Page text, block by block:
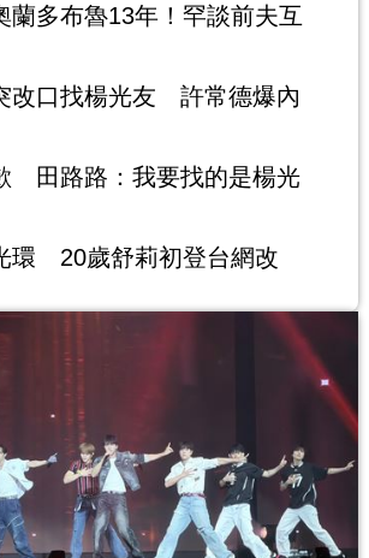
蘭多布魯13年！罕談前夫互
改口找楊光友 許常德爆內
田路路：我要找的是楊光
環 20歲舒莉初登台網改